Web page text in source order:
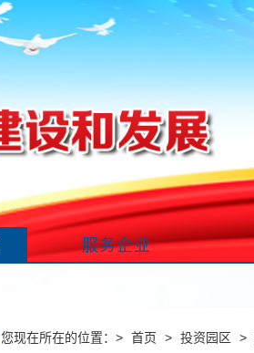
服务企业
您现在所在的位置：> 首页 > 投资园区 >